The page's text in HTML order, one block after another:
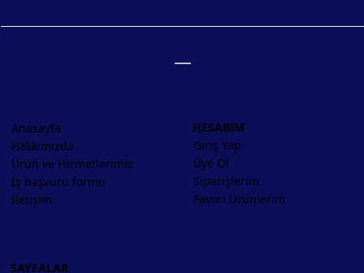
Anasayfa
Hakkımızda
Ürün ve Hizmetlerimiz
İş başvuru formu
İletişim
HESABIM
Giriş Yap
Üye Ol
Siparişlerim
Favori Ürünlerim
SAYFALAR